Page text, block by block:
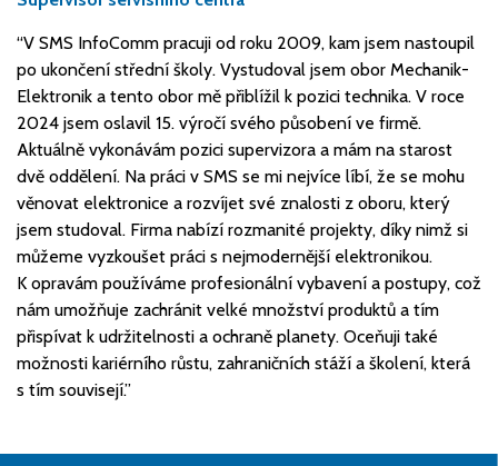
“V SMS InfoComm pracuji od roku 2009, kam jsem nastoupil
po ukončení střední školy. Vystudoval jsem obor Mechanik-
Elektronik a tento obor mě přiblížil k pozici technika. V roce
2024 jsem oslavil 15. výročí svého působení ve firmě.
Aktuálně vykonávám pozici supervizora a mám na starost
dvě oddělení. Na práci v SMS se mi nejvíce líbí, že se mohu
věnovat elektronice a rozvíjet své znalosti z oboru, který
jsem studoval. Firma nabízí rozmanité projekty, díky nimž si
můžeme vyzkoušet práci s nejmodernější elektronikou.
K opravám používáme profesionální vybavení a postupy, což
nám umožňuje zachránit velké množství produktů a tím
přispívat k udržitelnosti a ochraně planety. Oceňuji také
možnosti kariérního růstu, zahraničních stáží a školení, která
s tím souvisejí.”